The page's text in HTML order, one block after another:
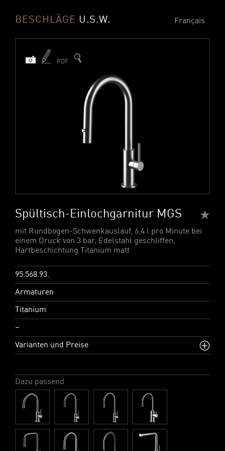
Français
BESCHLÄGE U.S.W.
PDF
Spültisch-Einlochgarnitur MGS
mit Rundbogen-Schwenkauslauf, 6,4 l pro Minute bei
einem Druck von 3 bar, Edelstahl geschliffen,
Hartbeschichtung Titanium matt
95.568.93.
Armaturen
Titanium
–
Varianten und Preise
Dazu passend